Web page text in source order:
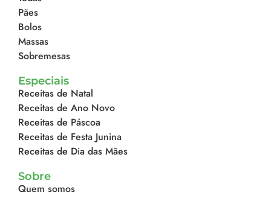
Pães
Bolos
Massas
Sobremesas
Especiais
Receitas de Natal
Receitas de Ano Novo
Receitas de Páscoa
Receitas de Festa Junina
Receitas de Dia das Mães
Sobre
Quem somos